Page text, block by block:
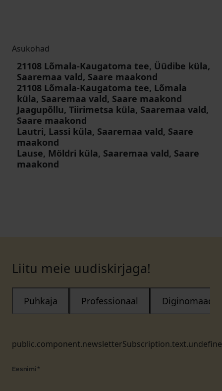
Asukohad
21108 Lõmala-Kaugatoma tee, Üüdibe küla,
Saaremaa vald, Saare maakond
21108 Lõmala-Kaugatoma tee, Lõmala
küla, Saaremaa vald, Saare maakond
Jaagupõllu, Tiirimetsa küla, Saaremaa vald,
Saare maakond
Lautri, Lassi küla, Saaremaa vald, Saare
maakond
Lause, Möldri küla, Saaremaa vald, Saare
maakond
Liitu meie uudiskirjaga!
Puhkaja Professionaal Diginomaad
Eesnimi *